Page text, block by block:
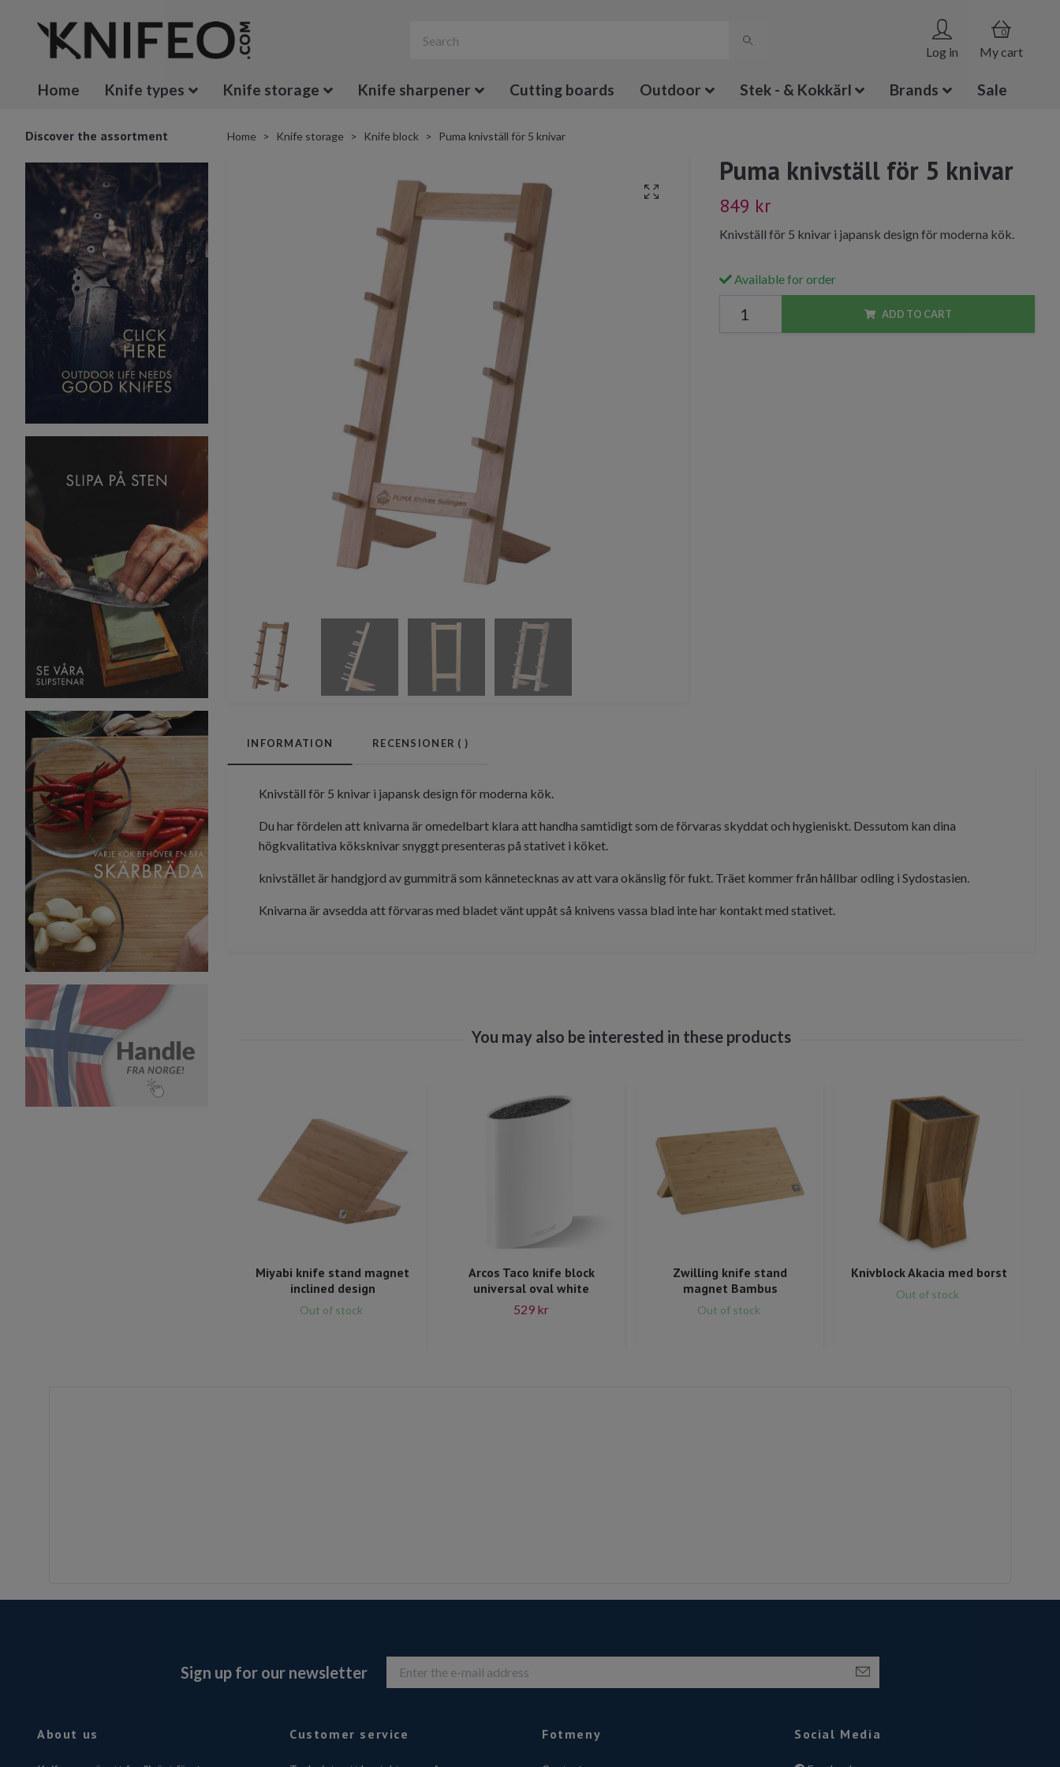
Log in
0
My cart
Home Knife types Knife storage Knife sharpener Cutting boards Outdoor Stek - & Kokkärl Brands Sale
Discover the assortment Home Knife storage Knife block Puma knivställ för 5 knivar
Puma knivställ för 5 knivar
849 kr
Knivställ för 5 knivar i japansk design för moderna kök.
Available for order
ADD TO CART
INFORMATION RECENSIONER ( )
Knivställ för 5 knivar i japansk design för moderna kök.
Du har fördelen att knivarna är omedelbart klara att handha samtidigt som de förvaras skyddat och hygieniskt. Dessutom kan dina
högkvalitativa köksknivar snyggt presenteras på stativet i köket.
knivstället är handgjord av gummiträ som kännetecknas av att vara okänslig för fukt. Träet kommer från hållbar odling i Sydostasien.
Knivarna är avsedda att förvaras med bladet vänt uppåt så knivens vassa blad inte har kontakt med stativet.
Miyabi knife stand magnet
inclined design
Out of stock
Arcos Taco knife block
universal oval white
529 kr
Zwilling knife stand
magnet Bambus
Out of stock
Knivblock Akacia med borst
Out of stock
Sign up for our newsletter
About us Customer service Fotmeny Social Media